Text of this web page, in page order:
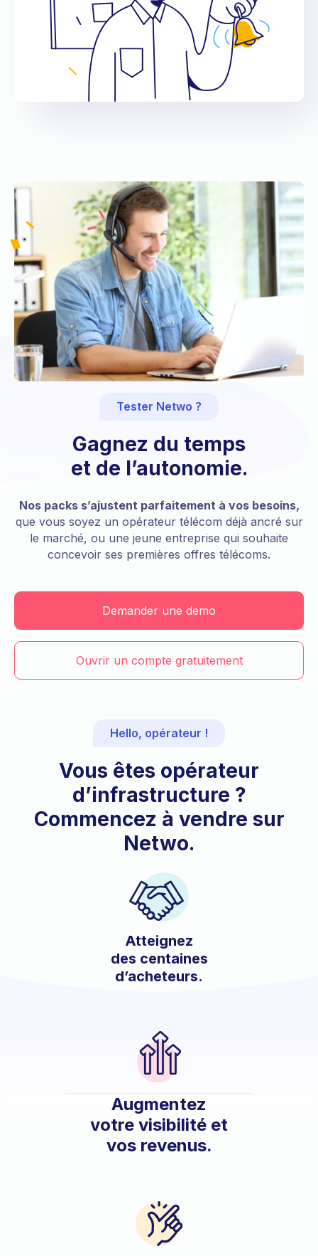
Tester Netwo ?
Gagnez du temps
et de l’autonomie.
Nos packs s’ajustent parfaitement à vos besoins,
que vous soyez un opérateur télécom déjà ancré sur
le marché, ou une jeune entreprise qui souhaite
concevoir ses premières offres télécoms.
Demander une demo
Ouvrir un compte gratuitement
Hello, opérateur !
Vous êtes opérateur
d’infrastructure ?
Commencez à vendre sur
Netwo.
Atteignez
des centaines
d’acheteurs.
Augmentez
votre visibilité et
vos revenus.